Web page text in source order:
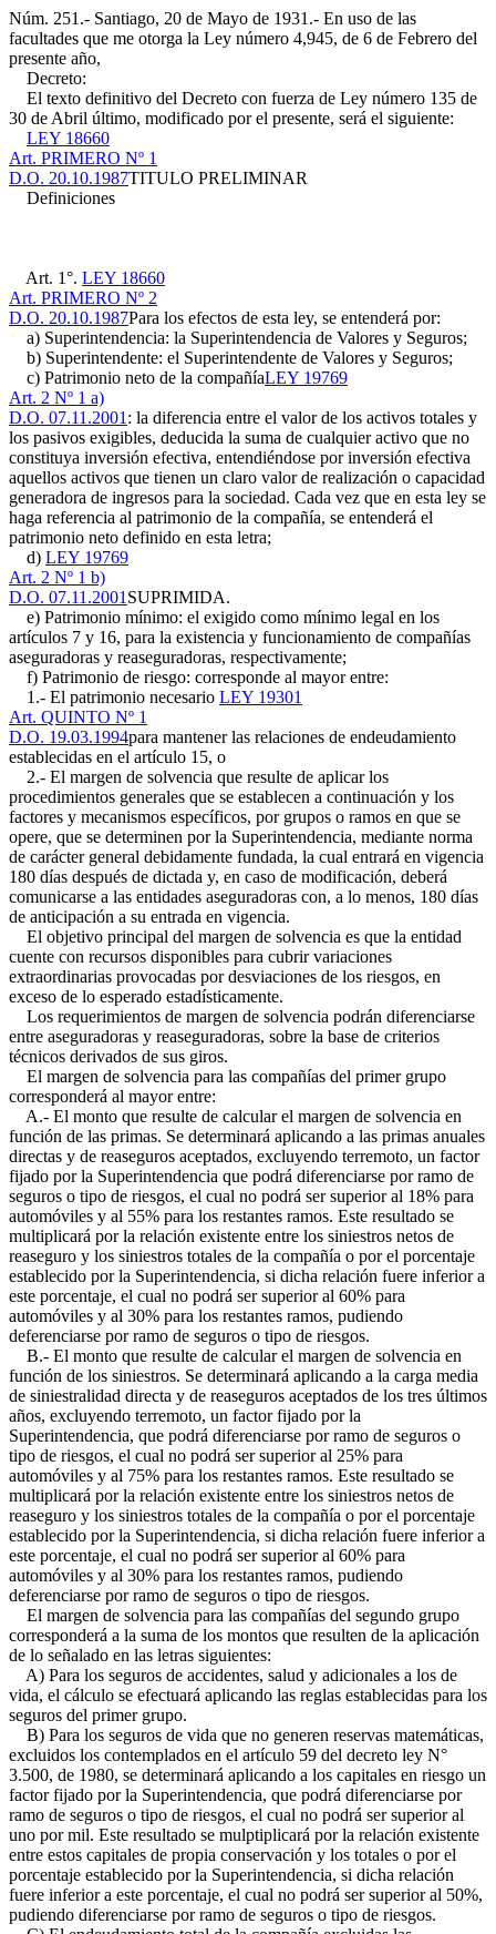
Núm. 251.- Santiago, 20 de Mayo de 1931.- En uso de las
facultades que me otorga la Ley número 4,945, de 6 de Febrero del
presente año,
Decreto:
El texto definitivo del Decreto con fuerza de Ley número 135 de
30 de Abril último, modificado por el presente, será el siguiente:
LEY 18660
Art. PRIMERO Nº 1
D.O. 20.10.1987TITULO PRELIMINAR
Definiciones
Art. 1°. LEY 18660
Art. PRIMERO Nº 2
D.O. 20.10.1987Para los efectos de esta ley, se entenderá por:
a) Superintendencia: la Superintendencia de Valores y Seguros;
b) Superintendente: el Superintendente de Valores y Seguros;
c) Patrimonio neto de la compañíaLEY 19769
Art. 2 Nº 1 a)
D.O. 07.11.2001 : la diferencia entre el valor de los activos totales y
los pasivos exigibles, deducida la suma de cualquier activo que no
constituya inversión efectiva, entendiéndose por inversión efectiva
aquellos activos que tienen un claro valor de realización o capacidad
generadora de ingresos para la sociedad. Cada vez que en esta ley se
haga referencia al patrimonio de la compañía, se entenderá el
patrimonio neto definido en esta letra;
d) LEY 19769
Art. 2 Nº 1 b)
D.O. 07.11.2001 SUPRIMIDA.
e) Patrimonio mínimo: el exigido como mínimo legal en los
artículos 7 y 16, para la existencia y funcionamiento de compañías
aseguradoras y reaseguradoras, respectivamente;
f) Patrimonio de riesgo: corresponde al mayor entre:
1.- El patrimonio necesario LEY 19301
Art. QUINTO Nº 1
D.O. 19.03.1994para mantener las relaciones de endeudamiento
establecidas en el artículo 15, o
2.- El margen de solvencia que resulte de aplicar los
procedimientos generales que se establecen a continuación y los
factores y mecanismos específicos, por grupos o ramos en que se
opere, que se determinen por la Superintendencia, mediante norma
de carácter general debidamente fundada, la cual entrará en vigencia
180 días después de dictada y, en caso de modificación, deberá
comunicarse a las entidades aseguradoras con, a lo menos, 180 días
de anticipación a su entrada en vigencia.
El objetivo principal del margen de solvencia es que la entidad
cuente con recursos disponibles para cubrir variaciones
extraordinarias provocadas por desviaciones de los riesgos, en
exceso de lo esperado estadísticamente.
Los requerimientos de margen de solvencia podrán diferenciarse
entre aseguradoras y reaseguradoras, sobre la base de criterios
técnicos derivados de sus giros.
El margen de solvencia para las compañías del primer grupo
corresponderá al mayor entre:
A.- El monto que resulte de calcular el margen de solvencia en
función de las primas. Se determinará aplicando a las primas anuales
directas y de reaseguros aceptados, excluyendo terremoto, un factor
fijado por la Superintendencia que podrá diferenciarse por ramo de
seguros o tipo de riesgos, el cual no podrá ser superior al 18% para
automóviles y al 55% para los restantes ramos. Este resultado se
multiplicará por la relación existente entre los siniestros netos de
reaseguro y los siniestros totales de la compañía o por el porcentaje
establecido por la Superintendencia, si dicha relación fuere inferior a
este porcentaje, el cual no podrá ser superior al 60% para
automóviles y al 30% para los restantes ramos, pudiendo
deferenciarse por ramo de seguros o tipo de riesgos.
B.- El monto que resulte de calcular el margen de solvencia en
función de los siniestros. Se determinará aplicando a la carga media
de siniestralidad directa y de reaseguros aceptados de los tres últimos
años, excluyendo terremoto, un factor fijado por la
Superintendencia, que podrá diferenciarse por ramo de seguros o
tipo de riesgos, el cual no podrá ser superior al 25% para
automóviles y al 75% para los restantes ramos. Este resultado se
multiplicará por la relación existente entre los siniestros netos de
reaseguro y los siniestros totales de la compañía o por el porcentaje
establecido por la Superintendencia, si dicha relación fuere inferior a
este porcentaje, el cual no podrá ser superior al 60% para
automóviles y al 30% para los restantes ramos, pudiendo
deferenciarse por ramo de seguros o tipo de riesgos.
El margen de solvencia para las compañías del segundo grupo
corresponderá a la suma de los montos que resulten de la aplicación
de lo señalado en las letras siguientes:
A) Para los seguros de accidentes, salud y adicionales a los de
vida, el cálculo se efectuará aplicando las reglas establecidas para los
seguros del primer grupo.
B) Para los seguros de vida que no generen reservas matemáticas,
excluidos los contemplados en el artículo 59 del decreto ley N°
3.500, de 1980, se determinará aplicando a los capitales en riesgo un
factor fijado por la Superintendencia, que podrá diferenciarse por
ramo de seguros o tipo de riesgos, el cual no podrá ser superior al
uno por mil. Este resultado se mulptiplicará por la relación existente
entre estos capitales de propia conservación y los totales o por el
porcentaje establecido por la Superintendencia, si dicha relación
fuere inferior a este porcentaje, el cual no podrá ser superior al 50%,
pudiendo diferenciarse por ramo de seguros o tipo de riesgos.